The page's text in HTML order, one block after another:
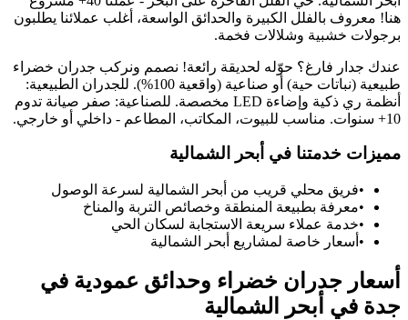
هنا! معروف بالفلل الكبيرة والحدائق الواسعة، أغلب عملائنا يطلبون
برجولات خشبية وشلالات فخمة.
عندك جدار فارغ؟ حوّله لحديقة رائعة! نصمم ونركب جدران خضراء
طبيعية (نباتات حية) أو صناعية (واقعية 100%). للجدران الطبيعية:
أنظمة ري ذكية وإضاءة LED مخصصة. للصناعية: صفر صيانة تدوم
10+ سنوات. مناسب للبيوت، المكاتب، المطاعم - داخلي أو خارجي.
مميزات خدمتنا في أبحر الشمالية
•فريق محلي قريب من أبحر الشمالية لسرعة الوصول
•معرفة بطبيعة المنطقة وخصائص التربة والمناخ
•خدمة عملاء سريعة الاستجابة لسكان الحي
• أسعار خاصة لمشاريع أبحر الشمالية
أسعار جدران خضراء وحدائق عمودية في
جدة في أبحر الشمالية